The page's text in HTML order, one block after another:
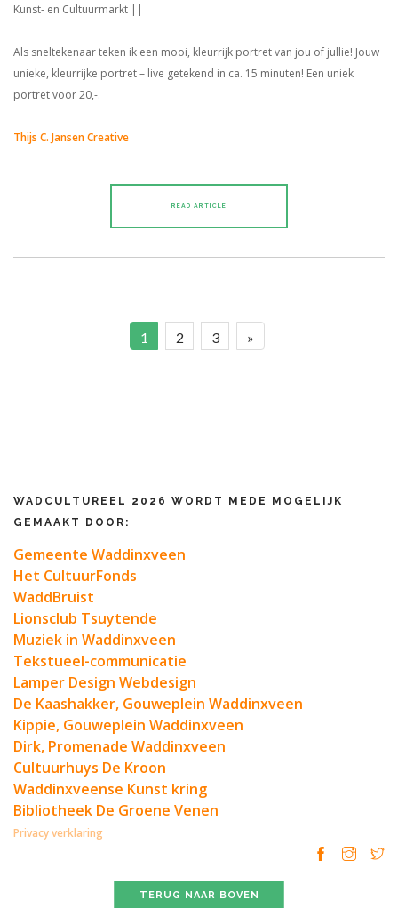
Kunst- en Cultuurmarkt ||
Als sneltekenaar teken ik een mooi, kleurrijk portret van jou of jullie! Jouw
unieke, kleurrijke portret – live getekend in ca. 15 minuten! Een uniek
portret voor 20,-.
Thijs C. Jansen Creative
READ ARTICLE
1 2 3 »
WADCULTUREEL 2026 WORDT MEDE MOGELIJK
GEMAAKT DOOR:
Gemeente Waddinxveen
Het CultuurFonds
WaddBruist
Lionsclub Tsuytende
Muziek in Waddinxveen
Tekstueel-communicatie
Lamper Design Webdesign
De Kaashakker, Gouweplein Waddinxveen
Kippie, Gouweplein Waddinxveen
Dirk, Promenade Waddinxveen
Cultuurhuys De Kroon
Waddinxveense Kunst kring
Bibliotheek De Groene Venen
Privacy verklaring
TERUG NAAR BOVEN